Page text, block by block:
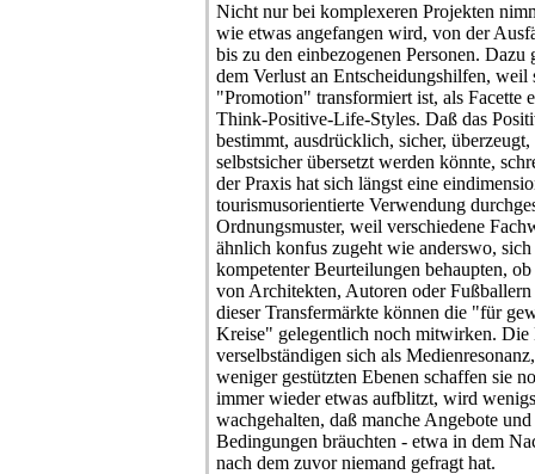
Nicht nur bei komplexeren Projekten
wie etwas angefangen wird, von der
bis zu den einbezogenen Personen.
dem Verlust an Entscheidungshilfen,
"Promotion" transformiert ist, als Facette
Think-Positive-Life-Styles. Daß das
bestimmt, ausdrücklich, sicher,
selbstsicher übersetzt werden könnte,
der Praxis hat sich längst eine
tourismusorientierte Verwendung
Ordnungsmuster, weil verschiedene
ähnlich konfus zugeht wie anderswo,
kompetenter Beurteilungen behaupten,
von Architekten, Autoren oder
dieser Transfermärkte können die "für
Kreise" gelegentlich noch mitwirken. Die
verselbständigen sich als
weniger gestützten Ebenen schaffen sie
immer wieder etwas aufblitzt, wird
wachgehalten, daß manche Angebote
Bedingungen bräuchten - etwa in dem
nach dem zuvor niemand gefragt hat.